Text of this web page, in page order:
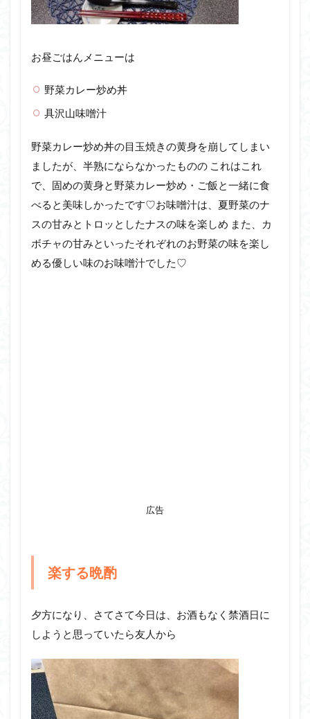
お昼ごはんメニューは
野菜カレー炒め丼
具沢山味噌汁
野菜カレー炒め丼の目玉焼きの黄身を崩してしまい
ましたが、半熟にならなかったものの これはこれ
で、固めの黄身と野菜カレー炒め・ご飯と一緒に食
べると美味しかったです♡お味噌汁は、夏野菜のナ
スの甘みとトロッとしたナスの味を楽しめ また、カ
ボチャの甘みといったそれぞれのお野菜の味を楽し
める優しい味のお味噌汁でした♡
広告
楽する晩酌
夕方になり、さてさて今日は、お酒もなく禁酒日に
しようと思っていたら友人から